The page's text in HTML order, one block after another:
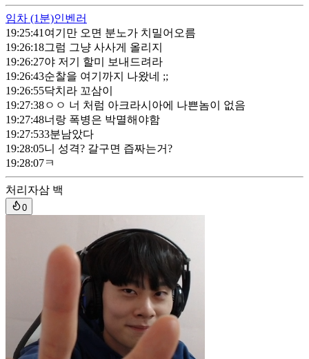
임차 (1분)인벤러
19:25:41 여기만 오면 분노가 치밀어오름
19:26:18그럼 그냥 사사게 올리지
19:26:27야 저기 할미 보내드려라
19:26:43순찰을 여기까지 나왔네 ;;
19:26:55닥치라 꼬삼이
19:27:38ㅇㅇ 너 처럼 아크라시아에 나쁜놈이 없음
19:27:48너랑 폭병은 박멸해야함
19:27:533분남았다
19:28:05니 성격? 갈구면 즙짜는거?
19:28:07ㅋ
처리자삼 백
0